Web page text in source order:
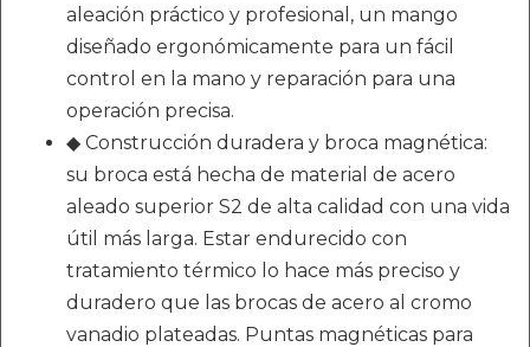
aleación práctico y profesional, un mango
diseñado ergonómicamente para un fácil
control en la mano y reparación para una
operación precisa.
◆ Construcción duradera y broca magnética:
su broca está hecha de material de acero
aleado superior S2 de alta calidad con una vida
útil más larga. Estar endurecido con
tratamiento térmico lo hace más preciso y
duradero que las brocas de acero al cromo
vanadio plateadas. Puntas magnéticas para